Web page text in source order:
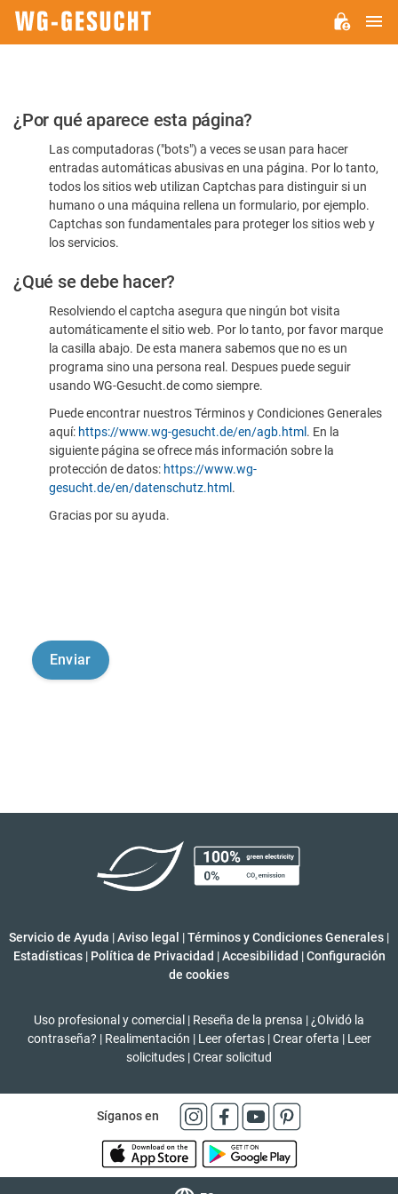
Por
favor,
confirme
humano
¿Por qué aparece esta página?
Las computadoras ("bots") a veces se usan para hacer
entradas automáticas abusivas en una página. Por lo tanto,
todos los sitios web utilizan Captchas para distinguir si un
humano o una máquina rellena un formulario, por ejemplo.
Captchas son fundamentales para proteger los sitios web y
los servicios.
¿Qué se debe hacer?
Resolviendo el captcha asegura que ningún bot visita
automáticamente el sitio web. Por lo tanto, por favor marque
la casilla abajo. De esta manera sabemos que no es un
programa sino una persona real. Despues puede seguir
usando WG-Gesucht.de como siempre.
Puede encontrar nuestros Términos y Condiciones Generales
aquí: https://www.wg-gesucht.de/en/agb.html . En la
siguiente página se ofrece más información sobre la
protección de datos: https://www.wg-
gesucht.de/en/datenschutz.html .
Gracias por su ayuda.
Servicio de Ayuda |Aviso legal |Términos y Condiciones Generales |
Estadísticas | Política de Privacidad | Accesibilidad | Configuración
de cookies
Uso profesional y comercial | Reseña de la prensa | ¿Olvidó la
contraseña? | Realimentación | Leer ofertas | Crear oferta | Leer
solicitudes |Crear solicitud
Síganos en